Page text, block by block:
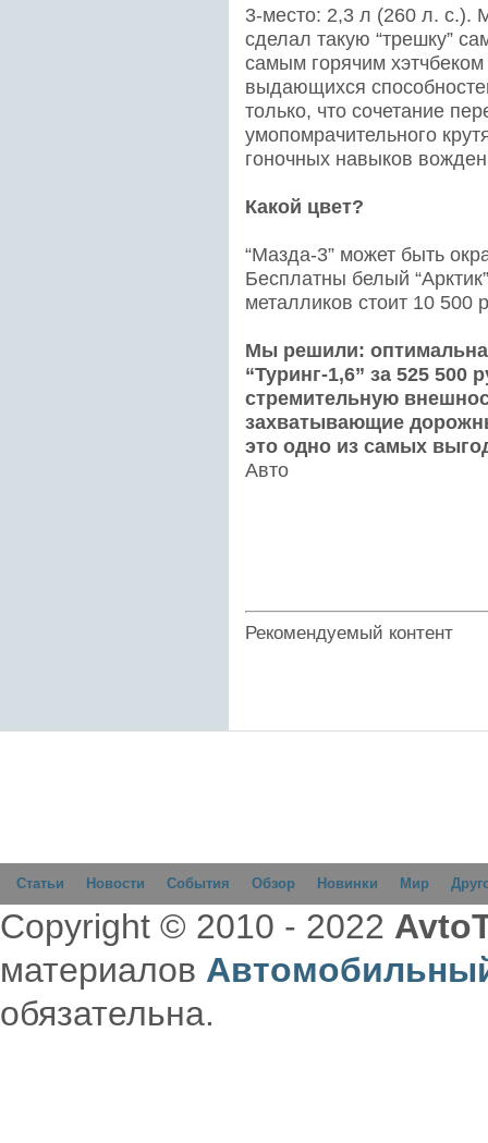
3-место: 2,3 л (260 л. с.).
сделал такую “трешку”
самым горячим
выдающихся
только, что сочетание
умопомрачительного
гоночных навыков
Какой цвет?
“Мазда-3” может быть
Бесплатны белый
металликов стоит 10 500
Мы решили:
“Туринг-1,6” за 525 500
стремительную
захватывающие
это одно из самых
Авто
Рекомендуемый контент
Статьи Новости События Обзор Новинки Мир
Copyright © 2010 - 2022
материалов
обязательна.